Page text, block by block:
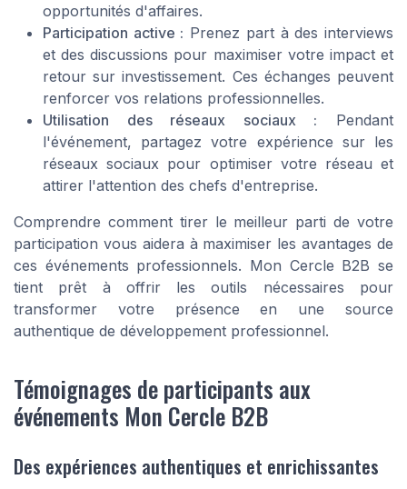
opportunités d'affaires.
Participation active : Prenez part à des interviews
et des discussions pour maximiser votre impact et
retour sur investissement. Ces échanges peuvent
renforcer vos relations professionnelles.
Utilisation des réseaux sociaux : Pendant
l'événement, partagez votre expérience sur les
réseaux sociaux pour optimiser votre réseau et
attirer l'attention des chefs d'entreprise.
Comprendre comment tirer le meilleur parti de votre
participation vous aidera à maximiser les avantages de
ces événements professionnels. Mon Cercle B2B se
tient prêt à offrir les outils nécessaires pour
transformer votre présence en une source
authentique de développement professionnel.
Témoignages de participants aux
événements Mon Cercle B2B
Des expériences authentiques et enrichissantes